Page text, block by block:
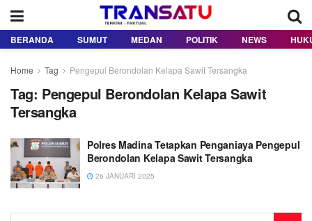
BERANDA SUMUT MEDAN POLITIK NEWS
Home Tag Pengepul Berondolan Kelapa Sawit Tersangka
Tag: Pengepul Berondolan Kelapa Sawit
Tersangka
Polres Madina Tetapkan Penganiaya Pengepul
Berondolan Kelapa Sawit Tersangka
26 JANUARI 2025